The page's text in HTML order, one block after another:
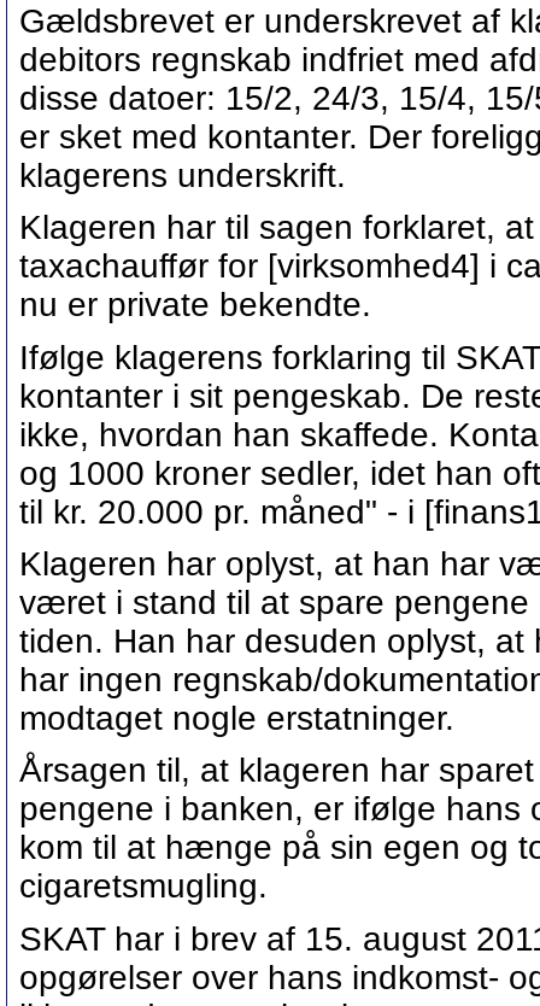
Gældsbrevet er underskrevet af
debitors regnskab indfriet med
disse datoer: 15/2, 24/3, 15/4,
er sket med kontanter. Der
klagerens underskrift.
Klageren har til sagen forklaret,
taxachauffør for [virksomhed4] i
nu er private bekendte.
Ifølge klagerens forklaring til
kontanter i sit pengeskab. De
ikke, hvordan han skaffede.
og 1000 kroner sedler, idet han
til kr. 20.000 pr. måned" - i
Klageren har oplyst, at han har
været i stand til at spare
tiden. Han har desuden oplyst,
har ingen regnskab/
modtaget nogle erstatninger.
Årsagen til, at klageren har
pengene i banken, er ifølge hans
kom til at hænge på sin egen og
cigaretsmugling.
SKAT har i brev af 15. august
opgørelser over hans indkomst-